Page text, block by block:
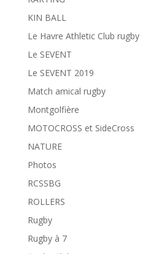
KIN BALL
Le Havre Athletic Club rugby
Le SEVENT
Le SEVENT 2019
Match amical rugby
Montgolfière
MOTOCROSS et SideCross
NATURE
Photos
RCSSBG
ROLLERS
Rugby
Rugby à 7